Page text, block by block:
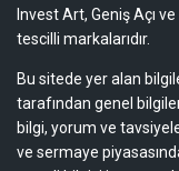
Invest Art, Geniş Açı
tescilli markalarıdır.
Bu sitede yer alan
tarafından genel
bilgi, yorum ve
ve sermaye